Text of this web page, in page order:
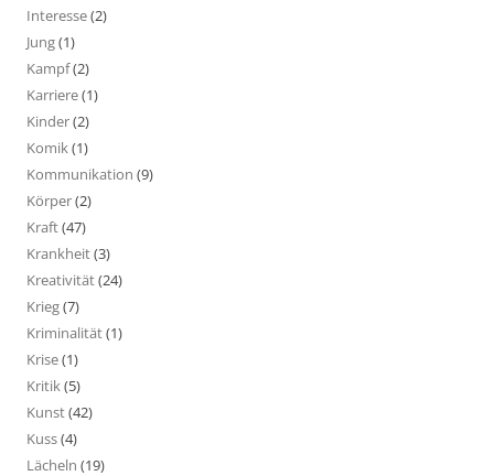
Interesse(2)
Jung(1)
Kampf(2)
Karriere(1)
Kinder(2)
Komik(1)
Kommunikation (9)
Körper(2)
Kraft(47)
Krankheit(3)
Kreativität(24)
Krieg(7)
Kriminalität(1)
Krise(1)
Kritik(5)
Kunst(42)
Kuss(4)
Lächeln (19)